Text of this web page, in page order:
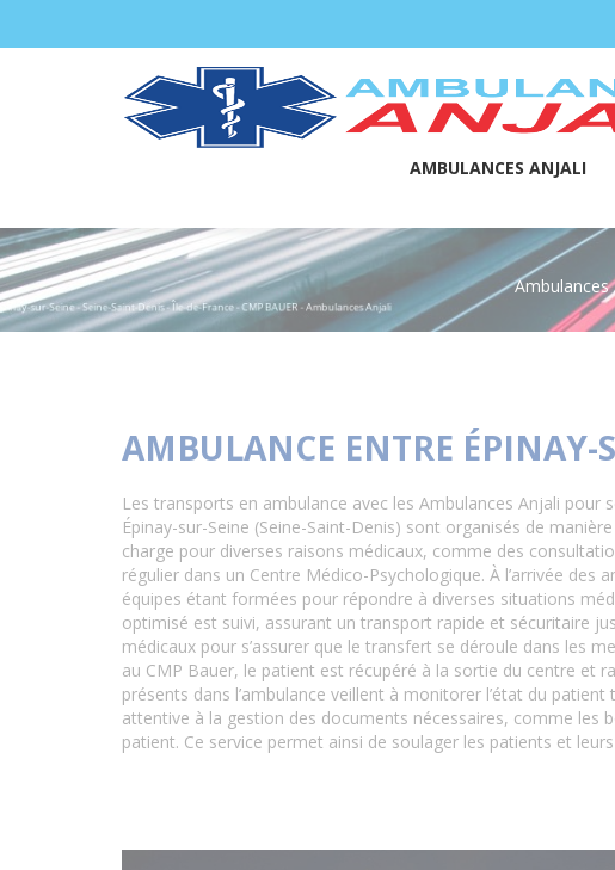
AMBULANCES ANJALI
Ambulances
AMBULANCE ENTRE ÉPINAY-
Les transports en ambulance avec les Ambulances Anjali
Épinay-sur-Seine (Seine-Saint-Denis) sont organisés de
charge pour diverses raisons médicaux, comme des
régulier dans un Centre Médico-Psychologique. À l’arrivée
équipes étant formées pour répondre à diverses situations
optimisé est suivi, assurant un transport rapide et sécuritaire
médicaux pour s’assurer que le transfert se déroule dans les
au CMP Bauer, le patient est récupéré à la sortie du centre et
présents dans l’ambulance veillent à monitorer l’état du
attentive à la gestion des documents nécessaires, comme
patient. Ce service permet ainsi de soulager les patients et